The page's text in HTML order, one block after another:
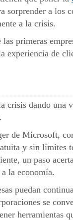
sorprender a los
a la crisis.
primeras
experiencia de
crisis dando una
de Microsoft,
y sin límites
un paso
la economía.
puedan
se
herramientas